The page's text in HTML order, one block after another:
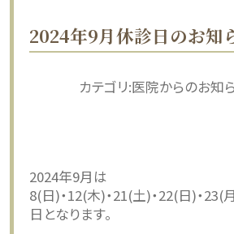
2024年9月休診日のお知
カテゴリ:医院からのお知
2024年9月は
8(日)・12(木)・21(土)・22(日)・23(
日となります。